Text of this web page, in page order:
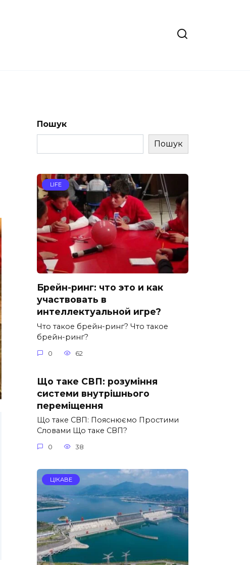
Пошук
Пошук
LIFE
Брейн-ринг: что это и как
участвовать в
интеллектуальной игре?
Что такое брейн-ринг? Что такое
брейн-ринг?
0 62
Що таке СВП: розуміння
системи внутрішнього
переміщення
Що таке СВП: Пояснюємо Простими
Словами Що таке СВП?
0 38
ЦІКАВЕ